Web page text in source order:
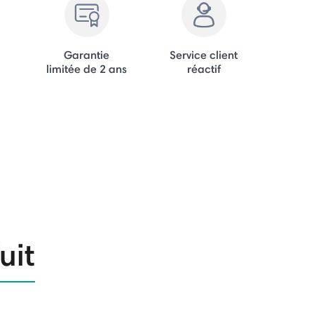
Garantie
limitée de 2 ans
Service client
réactif